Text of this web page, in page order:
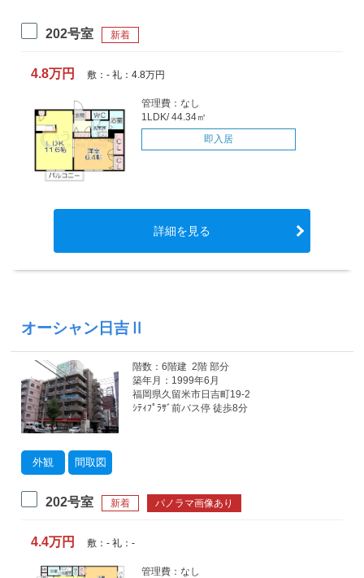
202号室 新着
4.8万円 敷：- 礼：4.8万円
管理費：なし
1LDK/ 44.34㎡
即入居
詳細を見る
オーシャン日吉Ⅱ
外観 間取図
階数：6階建 2階 部分
築年月：1999年6月
福岡県久留米市日吉町19-2
ｼﾃｨﾌﾟﾗｻﾞ前バス停 徒歩8分
202号室 新着 パノラマ画像あり
4.4万円 敷：- 礼：-
管理費：なし